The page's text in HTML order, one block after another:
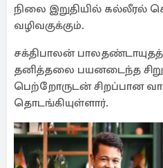
நிலை இறுதியில் கல்லீரல்
வழிவகுக்கும்.
சக்திபாலன்
தனித்தலை பயனடைந்த
பெற்றோருடன் சிறப்பான
தொடங்கியுள்ளார்.